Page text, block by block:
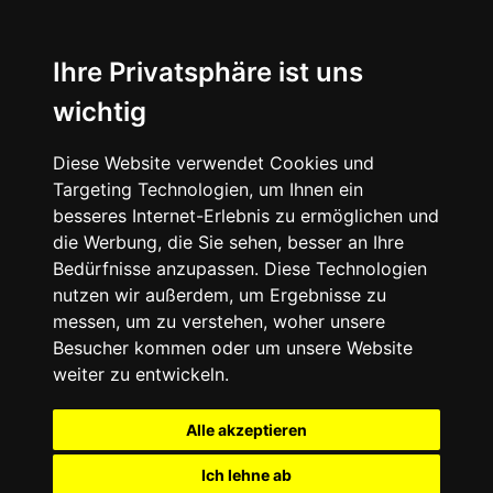
Ihre Privatsphäre ist uns
wichtig
Diese Website verwendet Cookies und
Targeting Technologien, um Ihnen ein
besseres Internet-Erlebnis zu ermöglichen und
die Werbung, die Sie sehen, besser an Ihre
Bedürfnisse anzupassen. Diese Technologien
nutzen wir außerdem, um Ergebnisse zu
messen, um zu verstehen, woher unsere
Besucher kommen oder um unsere Website
weiter zu entwickeln.
Alle akzeptieren
Ich lehne ab